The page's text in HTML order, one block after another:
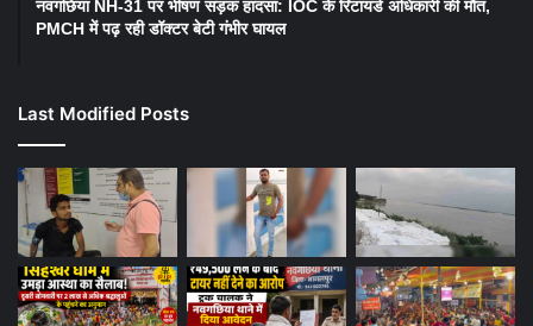
नवगछिया NH-31 पर भीषण सड़क हादसा: IOC के रिटायर्ड अधिकारी की मौत,
PMCH में पढ़ रही डॉक्टर बेटी गंभीर घायल
Last Modified Posts